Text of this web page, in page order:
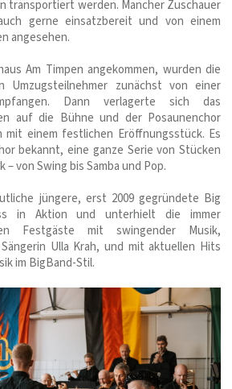
transportiert werden. Mancher Zuschauer
gerne einsatzbereit und von einem
angesehen.
Am Timpen angekommen, wurden die
Umzugsteilnehmer zunächst von einer
Dann verlagerte sich das
auf die Bühne und der Posaunenchor
mit einem festlichen Eröffnungsstück. Es
bekannt, eine ganze Serie von Stücken
von Swing bis Samba und Pop.
jüngere, erst 2009 gegründete Big
in Aktion und unterhielt die immer
Festgäste mit swingender Musik,
Ulla Krah, und mit aktuellen Hits
im BigBand-Stil.